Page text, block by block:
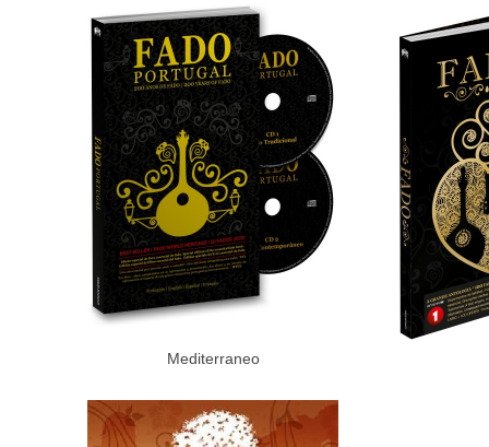
Mediterraneo